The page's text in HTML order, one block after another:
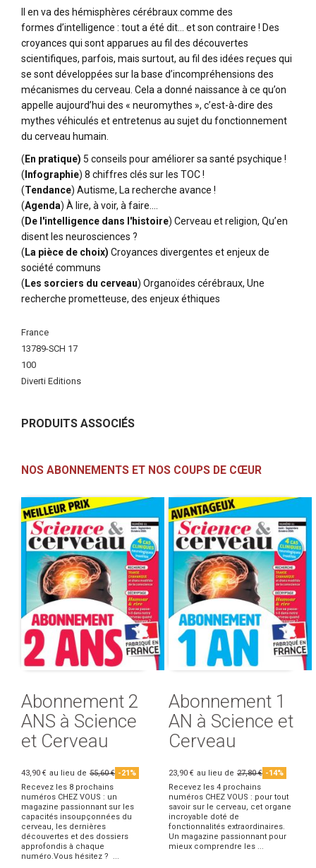
Il en va des hémisphères cérébraux comme des
formes d’intelligence : tout a été dit... et son contraire ! Des
croyances qui sont apparues au fil des découvertes
scientifiques, parfois, mais surtout, au fil des idées reçues qui
se sont développées sur la base d’incompréhensions des
mécanismes du cerveau. Cela a donné naissance à ce qu’on
appelle aujourd’hui des « neuromythes », c’est-à-dire des
mythes véhiculés et entretenus au sujet du fonctionnement
du cerveau humain.
( En pratique) 5 conseils pour améliorer sa santé psychique !
( Infographie) 8 chiffres clés sur les TOC !
(Tendance) Autisme, La recherche avance !
(Agenda) À lire, à voir, à faire....
( De l'intelligence dans l'histoire) Cerveau et religion, Qu’en
disent les neurosciences ?
( La pièce de choix) Croyances divergentes et enjeux de
société communs
( Les sorciers du cerveau) Organoïdes cérébraux, Une
recherche prometteuse, des enjeux éthiques
Plus
d'infos
France
13789-SCH 17
100
Diverti Editions
PRODUITS ASSOCIÉS
NOS ABONNEMENTS ET NOS COUPS DE CŒUR
Abonnement 2
ANS à Science
et Cerveau
43,90 € au lieu de 55,60 € -21%
Recevez les 8 prochains
numéros CHEZ VOUS : un
magazine passionnant sur les
capacités insoupçonnées du
cerveau, les dernières
découvertes et des dossiers
approfondis à chaque
numéro.Vous hésitez ? ...
Abonnement 1
AN à Science et
Cerveau
23,90 € au lieu de 27,80 € -14%
Recevez les 4 prochains
numéros CHEZ VOUS : pour tout
savoir sur le cerveau, cet organe
incroyable doté de
fonctionnalités extraordinaires.
Un magazine passionnant pour
mieux comprendre les ...